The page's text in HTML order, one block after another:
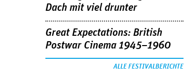
Dach mit viel drunter
Great Expectations: British
Postwar Cinema 1945–1960
ALLE FESTIVALBERICHTE